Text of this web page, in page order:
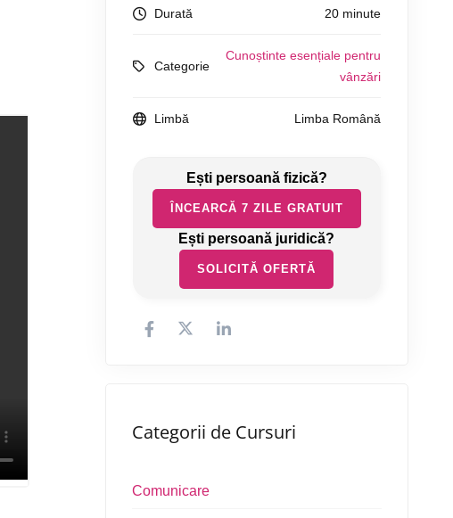
Durată 20 minute
Categorie
Cunoștinte esențiale pentru
vânzări
Limbă Limba Română
ÎNCEARCĂ 7 ZILE GRATUIT
SOLICITĂ OFERTĂ
Categorii de Cursuri
Comunicare